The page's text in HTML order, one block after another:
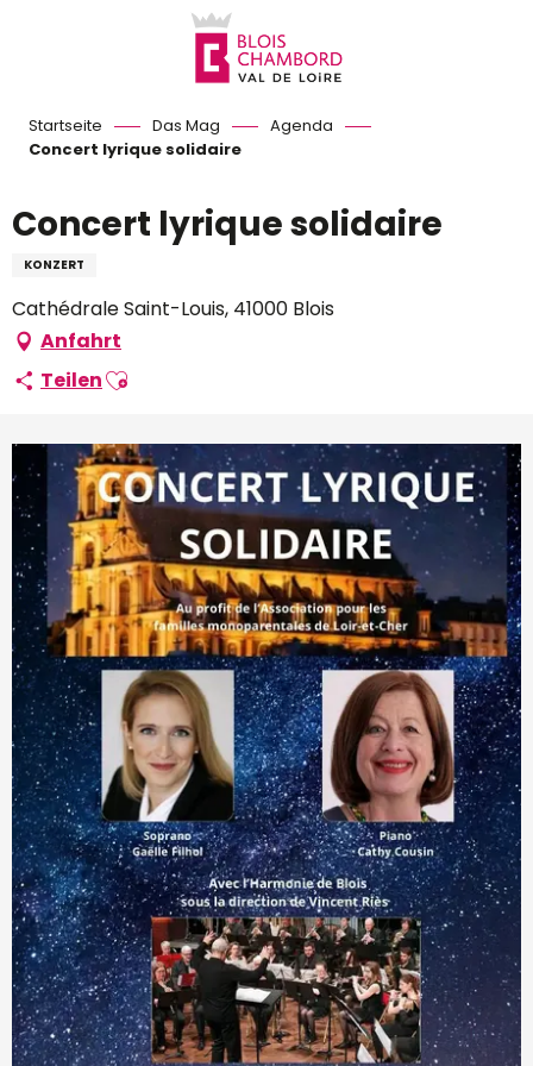
Startseite Das Mag
Agenda
Concert lyrique solidaire
Concert lyrique solidaire
KONZERT
Cathédrale Saint-Louis, 41000 Blois
Anfahrt
TeilenAjouter aux favoris